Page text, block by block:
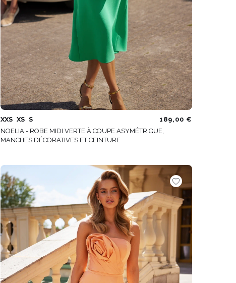
XXS XS S
189,00 €
NOELIA - ROBE MIDI VERTE À COUPE ASYMÉTRIQUE,
MANCHES DÉCORATIVES ET CEINTURE